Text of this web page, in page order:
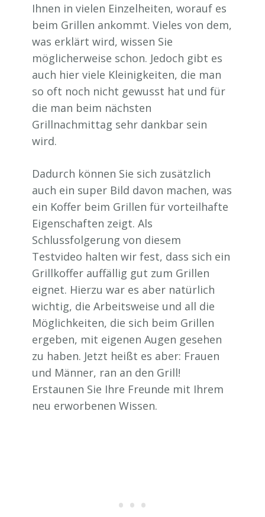
Ihnen in vielen Einzelheiten, worauf es
beim Grillen ankommt. Vieles von dem,
was erklärt wird, wissen Sie
möglicherweise schon. Jedoch gibt es
auch hier viele Kleinigkeiten, die man
so oft noch nicht gewusst hat und für
die man beim nächsten
Grillnachmittag sehr dankbar sein
wird.
Dadurch können Sie sich zusätzlich
auch ein super Bild davon machen, was
ein Koffer beim Grillen für vorteilhafte
Eigenschaften zeigt. Als
Schlussfolgerung von diesem
Testvideo halten wir fest, dass sich ein
Grillkoffer auffällig gut zum Grillen
eignet. Hierzu war es aber natürlich
wichtig, die Arbeitsweise und all die
Möglichkeiten, die sich beim Grillen
ergeben, mit eigenen Augen gesehen
zu haben. Jetzt heißt es aber: Frauen
und Männer, ran an den Grill!
Erstaunen Sie Ihre Freunde mit Ihrem
neu erworbenen Wissen.